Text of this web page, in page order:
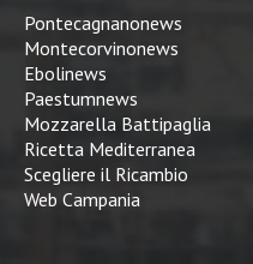
Pontecagnanonews
Montecorvinonews
Ebolinews
Paestumnews
Mozzarella Battipaglia
Ricetta Mediterranea
Scegliere il Ricambio
Web Campania